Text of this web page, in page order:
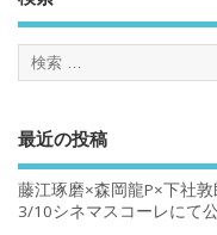
最近の投稿
藤江琢磨×森岡龍P×下社敦
3/10シネマスコーレにて